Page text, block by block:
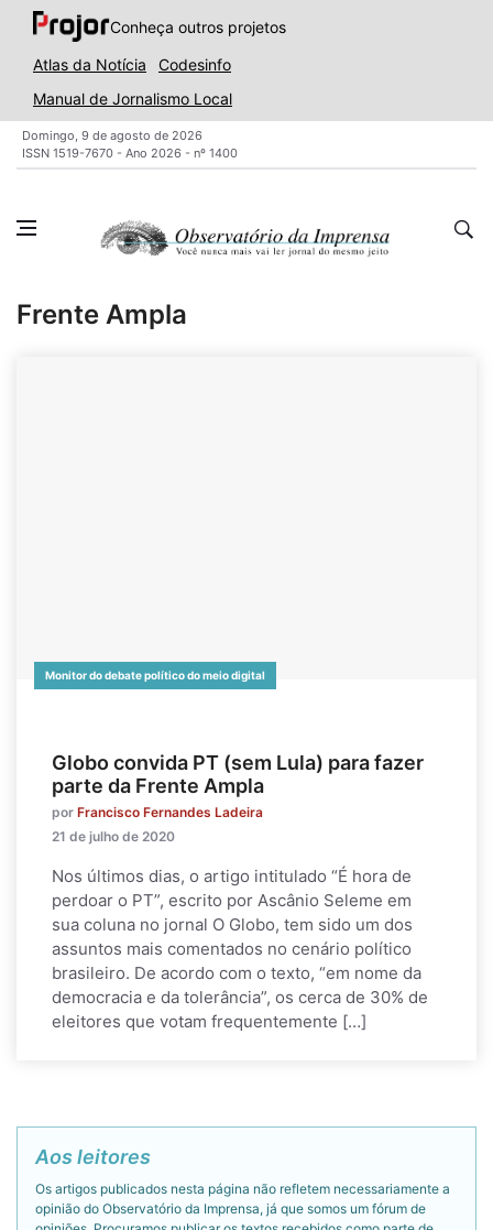
Conheça outros projetos
Atlas da Notícia
Codesinfo
Manual de Jornalismo Local
Domingo, 9 de agosto de 2026
ISSN 1519-7670 - Ano 2026 - nº 1400
Frente Ampla
Monitor do debate político do meio digital
Globo convida PT (sem Lula) para fazer
parte da Frente Ampla
por Francisco Fernandes Ladeira
21 de julho de 2020
Nos últimos dias, o artigo intitulado “É hora de
perdoar o PT”, escrito por Ascânio Seleme em
sua coluna no jornal O Globo, tem sido um dos
assuntos mais comentados no cenário político
brasileiro. De acordo com o texto, “em nome da
democracia e da tolerância”, os cerca de 30% de
eleitores que votam frequentemente […]
Aos leitores
Os artigos publicados nesta página não refletem necessariamente a
opinião do Observatório da Imprensa, já que somos um fórum de